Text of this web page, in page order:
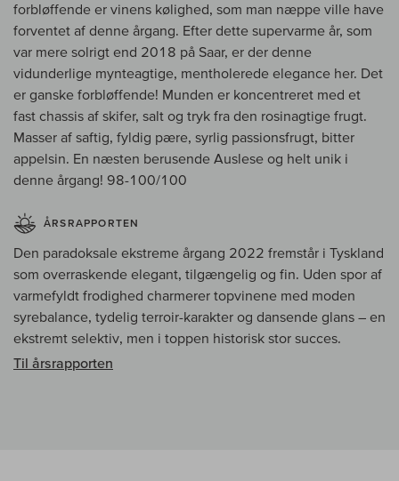
forbløffende er vinens kølighed, som man næppe ville have
forventet af denne årgang. Efter dette supervarme år, som
var mere solrigt end 2018 på Saar, er der denne
vidunderlige mynteagtige, mentholerede elegance her. Det
er ganske forbløffende! Munden er koncentreret med et
fast chassis af skifer, salt og tryk fra den rosinagtige frugt.
Masser af saftig, fyldig pære, syrlig passionsfrugt, bitter
appelsin. En næsten berusende Auslese og helt unik i
denne årgang! 98-100/100
ÅRSRAPPORTEN
Den paradoksale ekstreme årgang 2022 fremstår i Tyskland
som overraskende elegant, tilgængelig og fin. Uden spor af
varmefyldt frodighed charmerer topvinene med moden
syrebalance, tydelig terroir-karakter og dansende glans – en
ekstremt selektiv, men i toppen historisk stor succes.
Til årsrapporten